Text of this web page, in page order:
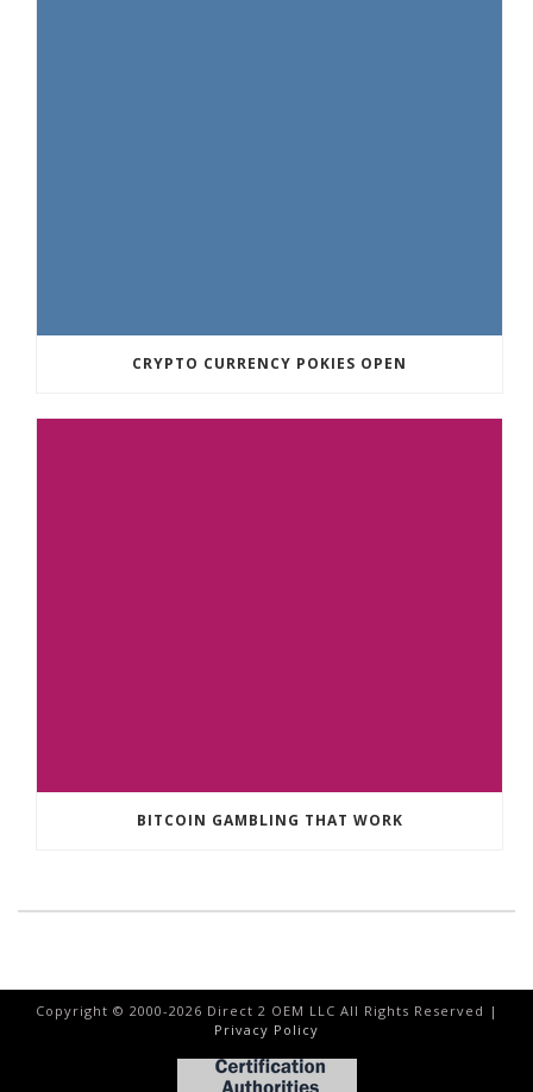
CRYPTO CURRENCY POKIES OPEN
BITCOIN GAMBLING THAT WORK
Copyright © 2000-2026 Direct 2 OEM LLC All Rights Reserved |
Privacy Policy